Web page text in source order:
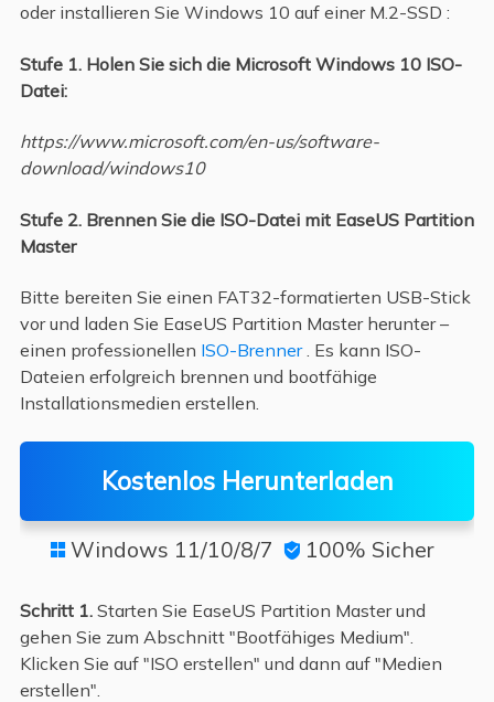
oder installieren Sie Windows 10 auf einer M.2-SSD :
Stufe 1. Holen Sie sich die Microsoft Windows 10 ISO-
Datei:
https://www.microsoft.com/en-us/software-
download/windows10
Stufe 2. Brennen Sie die ISO-Datei mit EaseUS Partition
Master
Bitte bereiten Sie einen FAT32-formatierten USB-Stick
vor und laden Sie EaseUS Partition Master herunter –
einen professionellen ISO-Brenner. Es kann ISO-
Dateien erfolgreich brennen und bootfähige
Installationsmedien erstellen.
Kostenlos Herunterladen
 Windows 11/10/8/7  100% Sicher
Schritt 1.Starten Sie EaseUS Partition Master und
gehen Sie zum Abschnitt "Bootfähiges Medium".
Klicken Sie auf "ISO erstellen" und dann auf "Medien
erstellen".